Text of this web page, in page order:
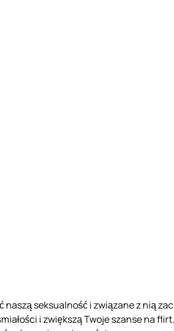
seksualność i związane z nią
i zwiększą Twoje szanse na